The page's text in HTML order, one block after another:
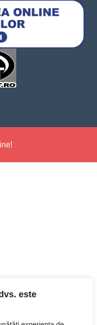
este